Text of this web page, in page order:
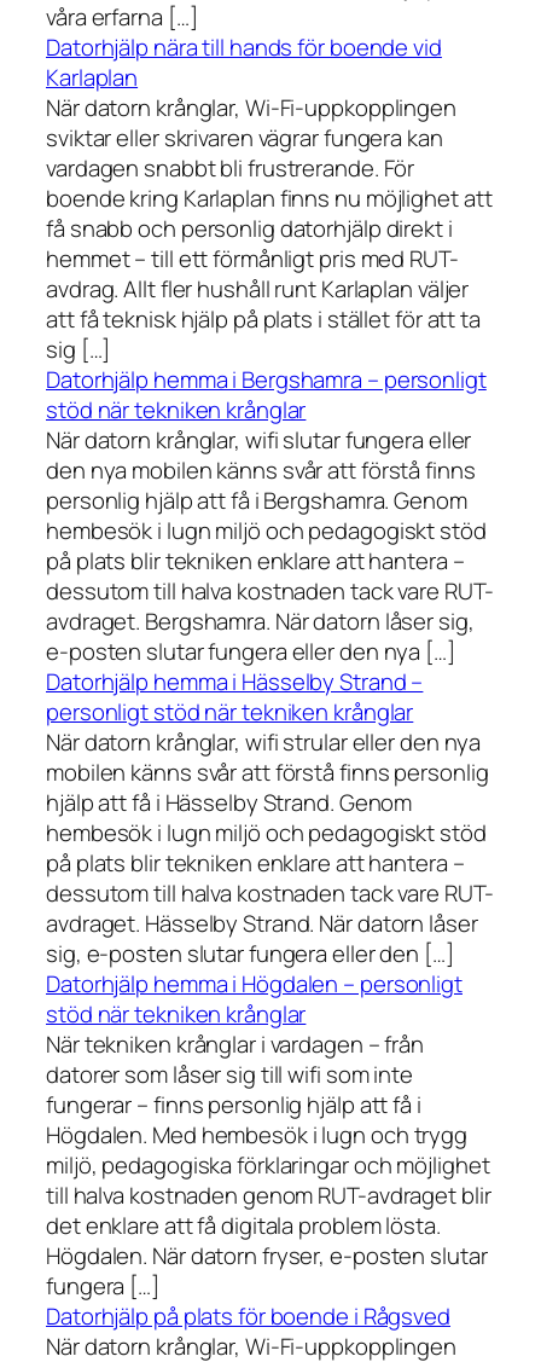
våra erfarna […]
Datorhjälp nära till hands för boende vid
Karlaplan
När datorn krånglar, Wi-Fi-uppkopplingen
sviktar eller skrivaren vägrar fungera kan
vardagen snabbt bli frustrerande. För
boende kring Karlaplan finns nu möjlighet att
få snabb och personlig datorhjälp direkt i
hemmet – till ett förmånligt pris med RUT-
avdrag. Allt fler hushåll runt Karlaplan väljer
att få teknisk hjälp på plats i stället för att ta
sig […]
Datorhjälp hemma i Bergshamra – personligt
stöd när tekniken krånglar
När datorn krånglar, wifi slutar fungera eller
den nya mobilen känns svår att förstå finns
personlig hjälp att få i Bergshamra. Genom
hembesök i lugn miljö och pedagogiskt stöd
på plats blir tekniken enklare att hantera –
dessutom till halva kostnaden tack vare RUT-
avdraget. Bergshamra. När datorn låser sig,
e-posten slutar fungera eller den nya […]
Datorhjälp hemma i Hässelby Strand –
personligt stöd när tekniken krånglar
När datorn krånglar, wifi strular eller den nya
mobilen känns svår att förstå finns personlig
hjälp att få i Hässelby Strand. Genom
hembesök i lugn miljö och pedagogiskt stöd
på plats blir tekniken enklare att hantera –
dessutom till halva kostnaden tack vare RUT-
avdraget. Hässelby Strand. När datorn låser
sig, e-posten slutar fungera eller den […]
Datorhjälp hemma i Högdalen – personligt
stöd när tekniken krånglar
När tekniken krånglar i vardagen – från
datorer som låser sig till wifi som inte
fungerar – finns personlig hjälp att få i
Högdalen. Med hembesök i lugn och trygg
miljö, pedagogiska förklaringar och möjlighet
till halva kostnaden genom RUT-avdraget blir
det enklare att få digitala problem lösta.
Högdalen. När datorn fryser, e-posten slutar
fungera […]
Datorhjälp på plats för boende i Rågsved
När datorn krånglar, Wi-Fi-uppkopplingen